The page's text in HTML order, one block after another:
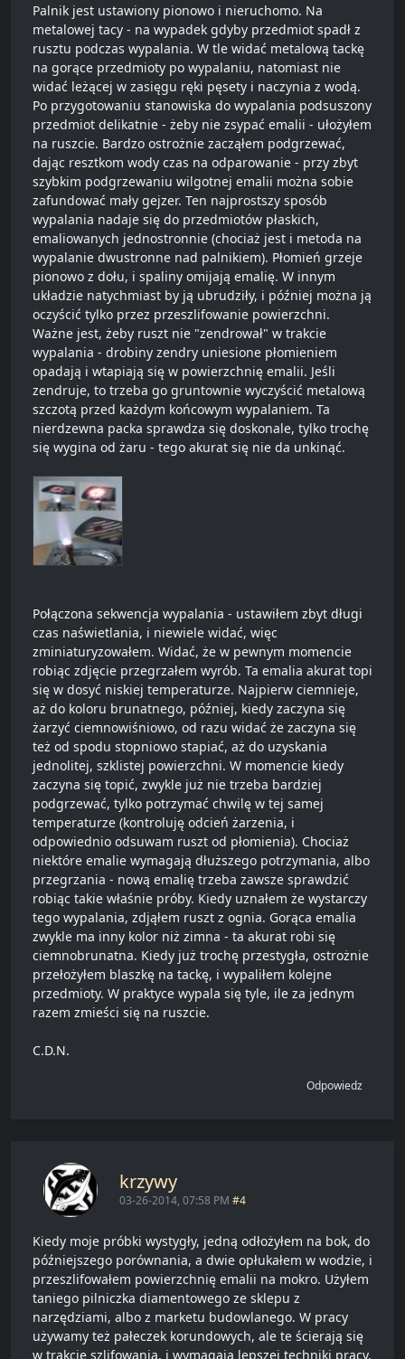
Palnik jest ustawiony pionowo i nieruchomo. Na
metalowej tacy - na wypadek gdyby przedmiot spadł z
rusztu podczas wypalania. W tle widać metalową tackę
na gorące przedmioty po wypalaniu, natomiast nie
widać leżącej w zasięgu ręki pęsety i naczynia z wodą.
Po przygotowaniu stanowiska do wypalania podsuszony
przedmiot delikatnie - żeby nie zsypać emalii - ułożyłem
na ruszcie. Bardzo ostrożnie zacząłem podgrzewać,
dając resztkom wody czas na odparowanie - przy zbyt
szybkim podgrzewaniu wilgotnej emalii można sobie
zafundować mały gejzer. Ten najprostszy sposób
wypalania nadaje się do przedmiotów płaskich,
emaliowanych jednostronnie (chociaż jest i metoda na
wypalanie dwustronne nad palnikiem). Płomień grzeje
pionowo z dołu, i spaliny omijają emalię. W innym
układzie natychmiast by ją ubrudziły, i później można ją
oczyścić tylko przez przeszlifowanie powierzchni.
Ważne jest, żeby ruszt nie "zendrował" w trakcie
wypalania - drobiny zendry uniesione płomieniem
opadają i wtapiają się w powierzchnię emalii. Jeśli
zendruje, to trzeba go gruntownie wyczyścić metalową
szczotą przed każdym końcowym wypalaniem. Ta
nierdzewna packa sprawdza się doskonale, tylko trochę
się wygina od żaru - tego akurat się nie da unkinąć.
Połączona sekwencja wypalania - ustawiłem zbyt długi
czas naświetlania, i niewiele widać, więc
zminiaturyzowałem. Widać, że w pewnym momencie
robiąc zdjęcie przegrzałem wyrób. Ta emalia akurat topi
się w dosyć niskiej temperaturze. Najpierw ciemnieje,
aż do koloru brunatnego, później, kiedy zaczyna się
żarzyć ciemnowiśniowo, od razu widać że zaczyna się
też od spodu stopniowo stapiać, aż do uzyskania
jednolitej, szklistej powierzchni. W momencie kiedy
zaczyna się topić, zwykle już nie trzeba bardziej
podgrzewać, tylko potrzymać chwilę w tej samej
temperaturze (kontroluję odcień żarzenia, i
odpowiednio odsuwam ruszt od płomienia). Chociaż
niektóre emalie wymagają dłuższego potrzymania, albo
przegrzania - nową emalię trzeba zawsze sprawdzić
robiąc takie właśnie próby. Kiedy uznałem że wystarczy
tego wypalania, zdjąłem ruszt z ognia. Gorąca emalia
zwykle ma inny kolor niż zimna - ta akurat robi się
ciemnobrunatna. Kiedy już trochę przestygła, ostrożnie
przełożyłem blaszkę na tackę, i wypaliłem kolejne
przedmioty. W praktyce wypala się tyle, ile za jednym
razem zmieści się na ruszcie.
C.D.N.
Odpowiedz
krzywy
03-26-2014, 07:58 PM #4
Kiedy moje próbki wystygły, jedną odłożyłem na bok, do
późniejszego porównania, a dwie opłukałem w wodzie, i
przeszlifowałem powierzchnię emalii na mokro. Użyłem
taniego pilniczka diamentowego ze sklepu z
narzędziami, albo z marketu budowlanego. W pracy
używamy też pałeczek korundowych, ale te ścierają się
w trakcie szlifowania, i wymagają lepszej techniki pracy.